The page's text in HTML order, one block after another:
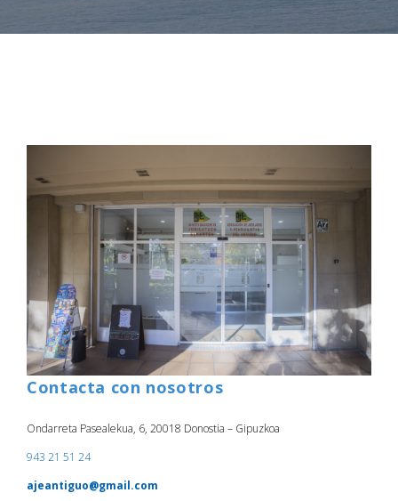
Contacta con nosotros
Ondarreta Pasealekua, 6, 20018 Donostia – Gipuzkoa
943 21 51 24
ajeantiguo@gmail.com